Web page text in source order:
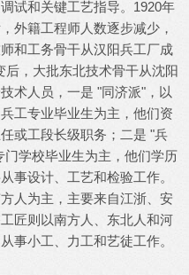
试和关键工艺指导。1920年
外籍工程师人数逐步减少，
和工务骨干从汉阳兵工厂成
后，大批东北技术骨干从沈阳
术人员，一是 "同济派"，以
工专业毕业生为主，他们资
或工段长级职务；二是 "兵
学校毕业生为主，他们学历
事设计、工艺和检验工作。
人为主，主要来自江浙、安
匠则以南方人、东北人和河
事小工、力工和艺徒工作。